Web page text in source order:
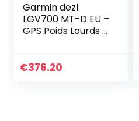
Garmin dezl
LGV700 MT-D EU –
GPS Poids Lourds –
pays – Trafic
€376.20